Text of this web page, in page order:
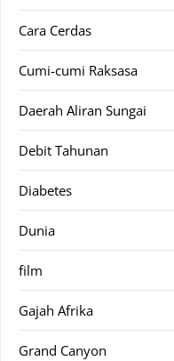
Cara Cerdas
Cumi-cumi Raksasa
Daerah Aliran Sungai
Debit Tahunan
Diabetes
Dunia
film
Gajah Afrika
Grand Canyon